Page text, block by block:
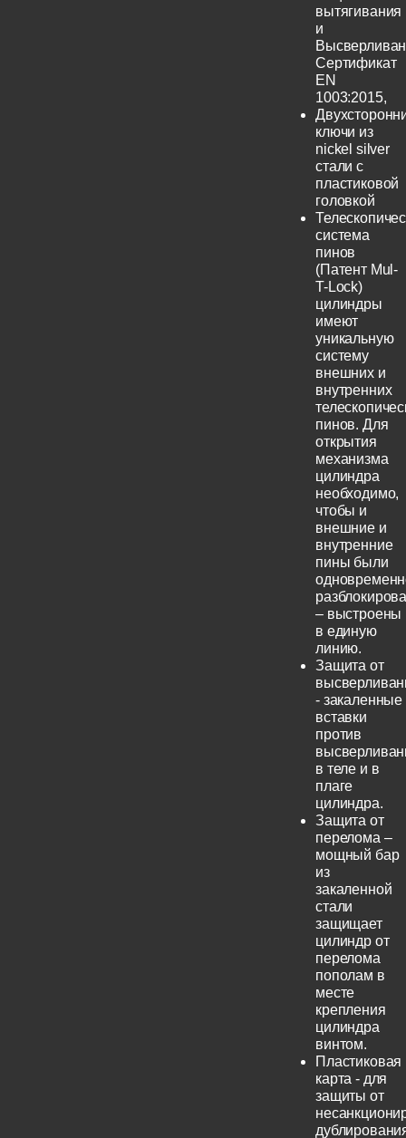
вытягивания
и
Сертификат
EN
1003:2015,
ключи из
nickel silver
стали с
пластиковой
головкой
система
пинов
(Патент Mul-
T-Lock)
цилиндры
имеют
уникальную
систему
внешних и
внутренних
пинов. Для
открытия
механизма
цилиндра
необходимо,
чтобы и
внешние и
внутренние
пины были
– выстроены
в единую
линию.
Защита от
- закаленные
вставки
против
в теле и в
плаге
цилиндра.
Защита от
перелома –
мощный бар
из
закаленной
стали
защищает
цилиндр от
перелома
пополам в
месте
крепления
цилиндра
винтом.
Пластиковая
карта - для
защиты от